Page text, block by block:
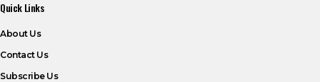
Quick Links
About Us
Contact Us
Subscribe Us